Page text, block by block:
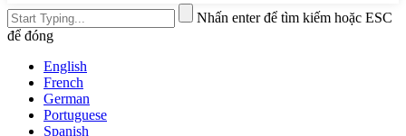
Nhấn enter để tìm kiếm hoặc ESC
để đóng
English
French
German
Portuguese
Spanish